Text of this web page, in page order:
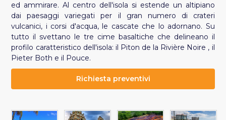
ed ammirare. Al centro dell'isola si estende un altipiano
dai paesaggi variegati per il gran numero di crateri
vulcanici, i corsi d'acqua, le cascate che lo adornano. Su
tutto il svettano le tre cime basaltiche che delineano il
profilo caratteristico dell'isola: il Piton de la Rivière Noire , il
Pieter Both e il Pouce.
Richiesta preventivi